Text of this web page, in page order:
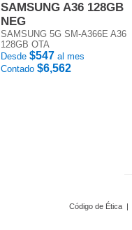
SAMSUNG A36 128GB
NEG
SAMSUNG 5G SM-A366E A36
128GB OTA
Desde $547 al mes
Contado $6,562
Código de Ética |